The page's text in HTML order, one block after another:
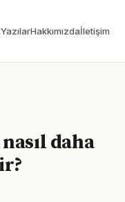
YazılarHakkımızdaİletişim
daha